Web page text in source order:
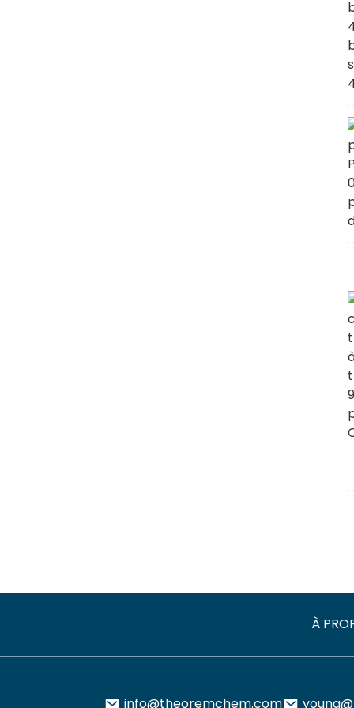
À
info@theoremchem.com